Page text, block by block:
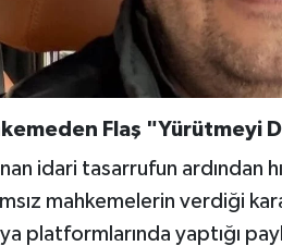
Flaş "Yürütmeyi
idari tasarrufun ardından
mahkemelerin verdiği
platformlarında yaptığı